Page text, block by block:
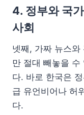
4. 정부와 국
사회
넷째, 가짜 뉴스와
만 절대 빼놓을 수
다. 바로 한국은
급 유언비어나 허
다.